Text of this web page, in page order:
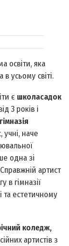
освіти, яка
усьому світі.
є школа­садок
3 років і
учні, наче
одна зі
артист
в гімназії
та естетичному
коледж,
артистів з